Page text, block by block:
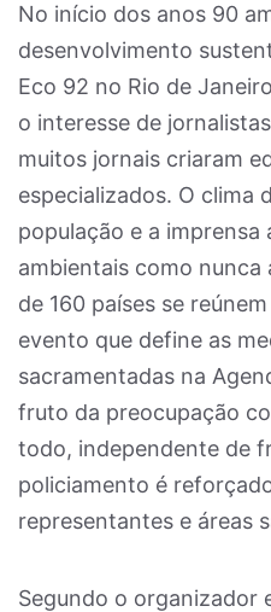
No início dos anos 90
desenvolvimento
Eco 92 no Rio de
o interesse de
muitos jornais criaram
especializados. O clima
população e a imprensa
ambientais como nunca
de 160 países se
evento que define as
sacramentadas na
fruto da preocupação
todo, independente de
policiamento é
representantes e áreas
Segundo o organizador